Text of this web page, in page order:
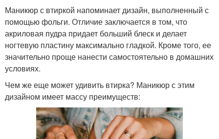
Маникюр с втиркой напоминает дизайн, выполненный с
помощью фольги. Отличие заключается в том, что
акриловая пудра придает больший блеск и делает
ногтевую пластину максимально гладкой. Кроме того, ее
значительно проще нанести самостоятельно в домашних
условиях.
Чем же еще может удивить втирка? Маникюр с этим
дизайном имеет массу преимуществ: